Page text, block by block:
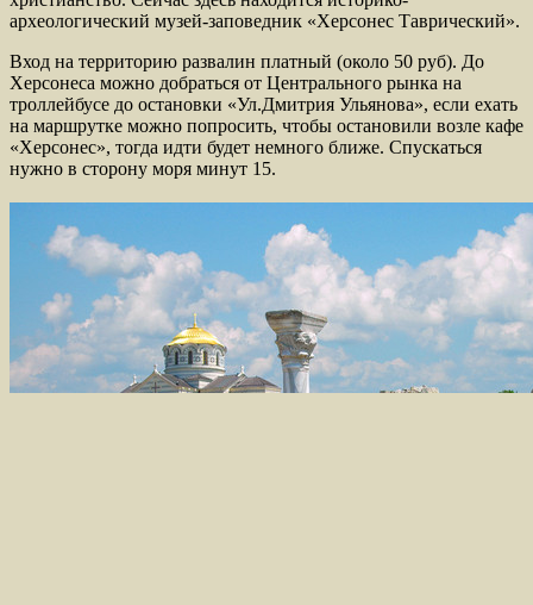
археологический музей-заповедник «Херсонес Таврический».
Вход на территорию развалин платный (около 50 руб). До
Херсонеса можно добраться от Центрального рынка на
троллейбусе до остановки «Ул.Дмитрия Ульянова», если ехать
на маршрутке можно попросить, чтобы остановили возле кафе
«Херсонес», тогда идти будет немного ближе. Спускаться
нужно в сторону моря минут 15.